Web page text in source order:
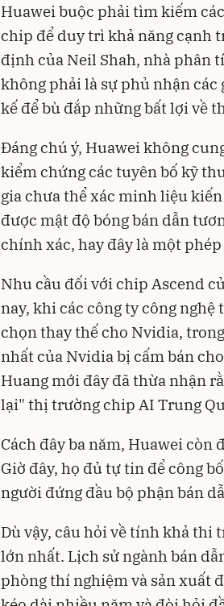
Huawei buộc phải tìm kiếm
chip để duy trì khả năng cạnh
định của Neil Shah, nhà phân
không phải là sự phủ nhận
kế để bù đắp những bất lợi về
Đáng chú ý, Huawei không
kiểm chứng các tuyên bố kỹ
gia chưa thể xác minh liệu
được mật độ bóng bán dẫn
chính xác, hay đây là một
Nhu cầu đối với chip Ascend
nay, khi các công ty công
chọn thay thế cho Nvidia,
nhất của Nvidia bị cấm bán
Huang mới đây đã thừa nhận
lại" thị trường chip AI Trung
Cách đây ba năm, Huawei còn
Giờ đây, họ đủ tự tin để công
người đứng đầu bộ phận bán
Dù vậy, câu hỏi về tính khả thi
lớn nhất. Lịch sử ngành bán
phòng thí nghiệm và sản xuất